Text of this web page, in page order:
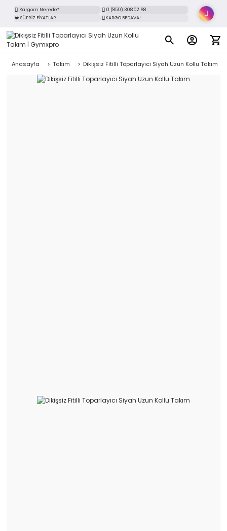
Kargom Nerede?
0 (850) 308 02 68
❤️ SÜPRİZ FİYATLAR
KARGO BEDAVA!
Anasayfa Takım Dikişsiz Fitilli Toparlayıcı Siyah Uzun Kollu Takım